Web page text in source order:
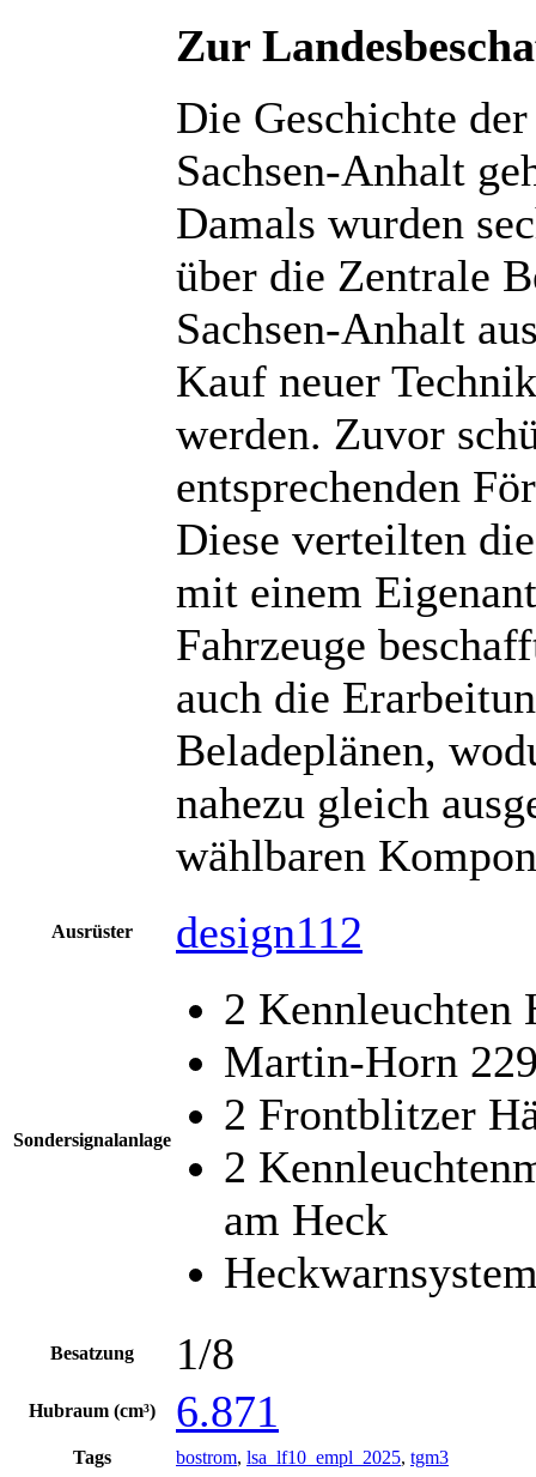
Zur
Die Geschichte
Sachsen-Anhalt
Damals wurden
über die Zentrale
Sachsen-Anhalt
Kauf neuer
werden. Zuvor
entsprechenden
Diese verteilten
mit einem
Fahrzeuge
auch die
Beladeplänen,
nahezu gleich
wählbaren
Ausrüster design112
Sondersignalanlage
2 Kennleuchten
Martin-Horn
2 Frontblitzer
2
am Heck
Besatzung 1/8
Hubraum (cm³) 6.871
Tags bostrom, lsa_lf10_empl_2025, tgm3